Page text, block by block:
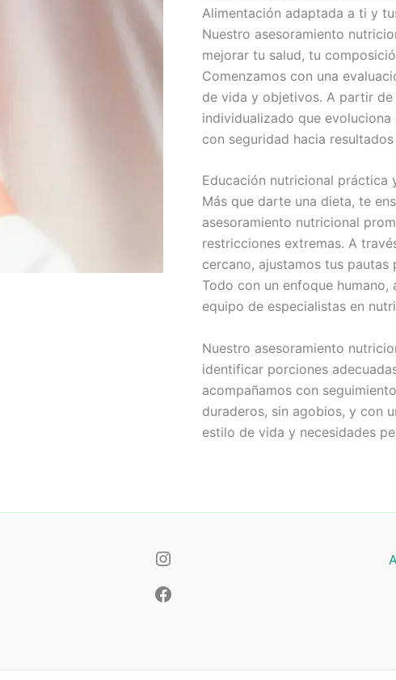
Alimentación adaptada a ti y
Nuestro asesoramiento
mejorar tu salud, tu
Comenzamos con una
de vida y objetivos. A partir
individualizado que
con seguridad hacia
Educación nutricional práctica
Más que darte una dieta, te
asesoramiento nutricional
restricciones extremas. A
cercano, ajustamos tus
Todo con un enfoque
equipo de especialistas en
Nuestro asesoramiento
identificar porciones
acompañamos con
duraderos, sin agobios, y con
estilo de vida y necesidades
Instagram
Facebook